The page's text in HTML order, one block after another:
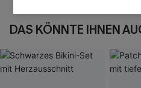
DAS KÖNNTE IHNEN